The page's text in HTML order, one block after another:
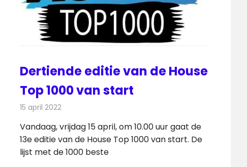
Dertiende editie van de House
Top 1000 van start
15 april 2022Redactie
Radionieuws
Vandaag, vrijdag 15 april, om 10.00 uur gaat de
13e editie van de House Top 1000 van start. De
lijst met de 1000 beste